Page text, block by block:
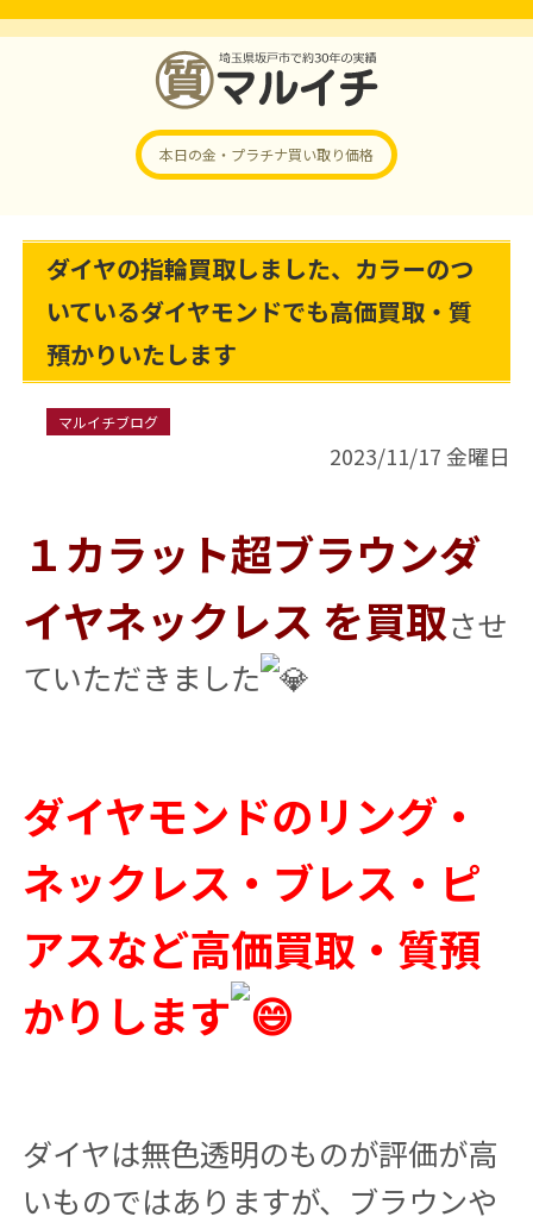
本日の金・プラチナ買い取り価格
ダイヤの指輪買取しました、カラーのつ
いているダイヤモンドでも高価買取・質
預かりいたします
マルイチブログ
2023/11/17 金曜日
１カラット超ブラウンダ
イヤネックレス を買取させ
ていただきました
ダイヤモンドのリング・
ネックレス・ブレス・ピ
アスなど高価買取・質預
かりします
ダイヤは無色透明のものが評価が高
いものではありますが、ブラウンや